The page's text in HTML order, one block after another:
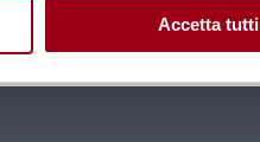
Accetta tutti